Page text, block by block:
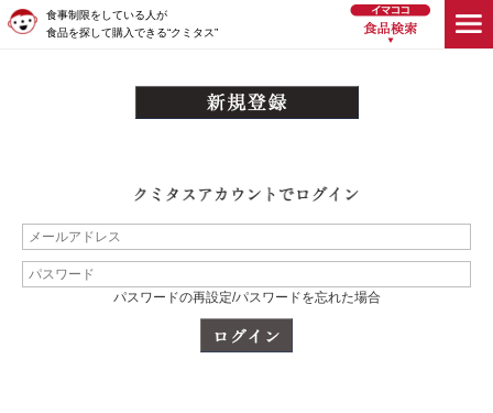
食事制限をしている人が
食品を探して購入できる“クミタス”
パスワードの再設定/パスワードを忘れた場合